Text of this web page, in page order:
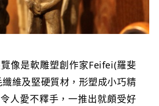
像是軟雕塑創作家Feifei(羅斐
纖維及堅硬質材，形塑成小巧精
人愛不釋手，一推出就頗受好